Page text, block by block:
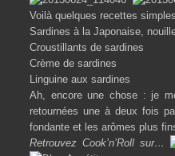
Voilà quelques recettes
Sardines à la Japonaise,
Croustillants de sardines
Crème de sardines
Linguine aux sardines
Ah, encore une chose : je
retournées une à deux fois
fondante et les arômes plus
Retrouvez Cook’n’Roll sur…